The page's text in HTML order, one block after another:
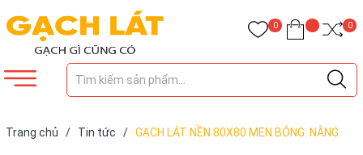
0 0
Trang chủ / Tin tức / GẠCH LÁT NỀN 80X80 MEN BÓNG: NÂNG